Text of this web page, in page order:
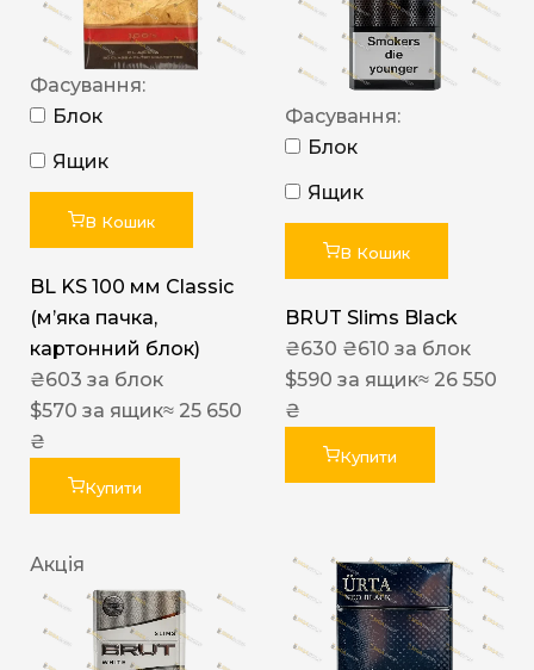
Фасування:
Блок
Ящик
В Кошик
BL KS 100 мм Classic
(м’яка пачка,
картонний блок)
₴603 за блок
$570 за ящик≈ 25 650
₴
Купити
Фасування:
Блок
Ящик
В Кошик
BRUT Slims Black
₴630 ₴610 за блок
$590 за ящик≈ 26 550
₴
Купити
Акція